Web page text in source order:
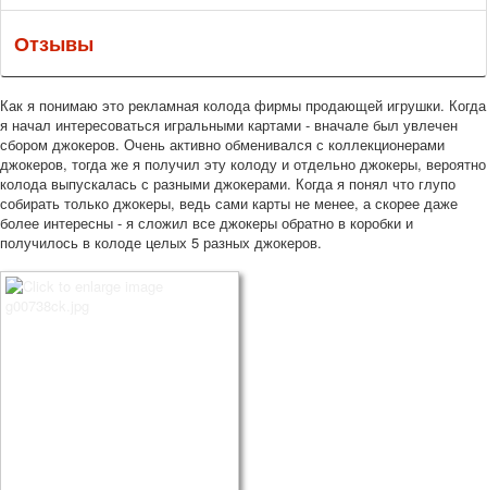
Отзывы
Как я понимаю это рекламная колода фирмы продающей игрушки. Когда
я начал интересоваться игральными картами - вначале был увлечен
сбором джокеров. Очень активно обменивался с коллекционерами
джокеров, тогда же я получил эту колоду и отдельно джокеры, вероятно
колода выпускалась с разными джокерами. Когда я понял что глупо
собирать только джокеры, ведь сами карты не менее, а скорее даже
более интересны - я сложил все джокеры обратно в коробки и
получилось в колоде целых 5 разных джокеров.